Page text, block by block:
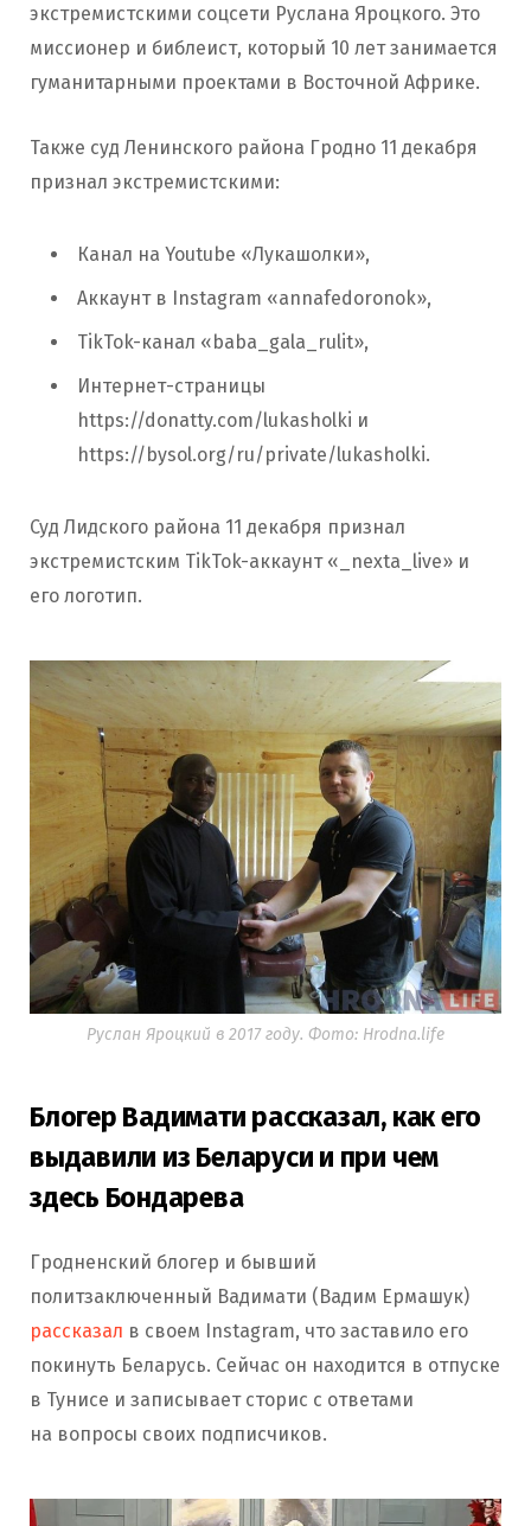
экстремистскими соцсети Руслана Яроцкого. Это
миссионер и библеист, который 10 лет занимается
гуманитарными проектами в Восточной Африке.
Также суд Ленинского района Гродно 11 декабря
признал экстремистскими:
Канал на Youtube «Лукашолки»,
Аккаунт в Instagram «annafedoronok»,
TikTok-канал «baba_gala_rulit»,
Интернет-страницы
https://donatty.com/lukasholki и
https://bysol.org/ru/private/lukasholki.
Суд Лидского района 11 декабря признал
экстремистским TikTok-аккаунт «_nexta_live» и
его логотип.
Руслан Яроцкий в 2017 году. Фото: Hrodna.life
Блогер Вадимати рассказал, как его
выдавили из Беларуси и при чем
здесь Бондарева
Гродненский блогер и бывший
политзаключенный Вадимати (Вадим Ермашук)
рассказал в своем Instagram, что заставило его
покинуть Беларусь. Сейчас он находится в отпуске
в Тунисе и записывает сторис с ответами
на вопросы своих подписчиков.